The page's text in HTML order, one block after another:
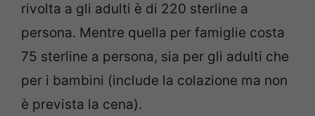
rivolta a gli adulti è di 220 sterline a
persona. Mentre quella per famiglie costa
75 sterline a persona, sia per gli adulti che
per i bambini (include la colazione ma non
è prevista la cena).